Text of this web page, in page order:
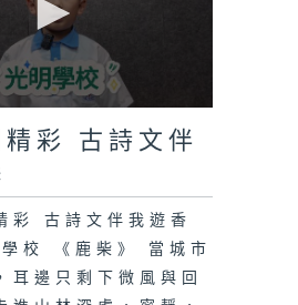
彩 古詩文伴
彩 古詩文伴我遊香
校 《鹿柴》 當城市
耳邊只剩下微風與回